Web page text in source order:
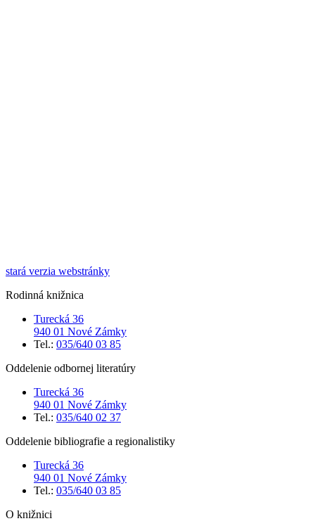
stará verzia webstránky
Rodinná knižnica
Turecká 36
940 01 Nové Zámky
Tel.: 035/640 03 85
Oddelenie odbornej literatúry
Turecká 36
940 01 Nové Zámky
Tel.: 035/640 02 37
Oddelenie bibliografie a regionalistiky
Turecká 36
940 01 Nové Zámky
Tel.: 035/640 03 85
O knižnici